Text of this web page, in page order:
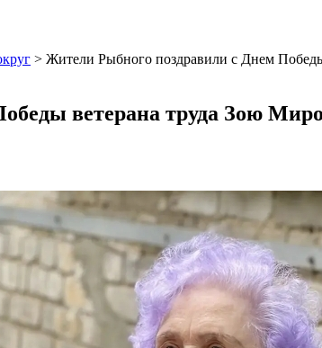
> Жители Рыбного поздравили с Днем
ветерана труда Зою